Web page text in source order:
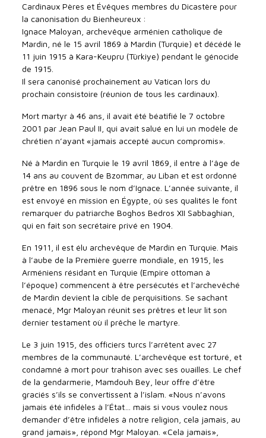
Cardinaux Pères et Évêques membres du Dicastère pour
la canonisation du Bienheureux :
Ignace Maloyan, archevêque arménien catholique de
Mardin, né le 15 avril 1869 à Mardin (Turquie) et décédé le
11 juin 1915 à Kara-Keupru (Türkiye) pendant le génocide
de 1915.
Il sera canonisé prochainement au Vatican lors du
prochain consistoire (réunion de tous les cardinaux).
Mort martyr à 46 ans, il avait été béatifié le 7 octobre
2001 par Jean Paul II, qui avait salué en lui un modèle de
chrétien n’ayant «jamais accepté aucun compromis».
Né à Mardin en Turquie le 19 avril 1869, il entre à l’âge de
14 ans au couvent de Bzommar, au Liban et est ordonné
prêtre en 1896 sous le nom d’Ignace. L’année suivante, il
est envoyé en mission en Égypte, où ses qualités le font
remarquer du patriarche Boghos Bedros XII Sabbaghian,
qui en fait son secrétaire privé en 1904.
En 1911, il est élu archevêque de Mardin en Turquie. Mais
à l’aube de la Première guerre mondiale, en 1915, les
Arméniens résidant en Turquie (Empire ottoman à
l’époque) commencent à être persécutés et l’archevêché
de Mardin devient la cible de perquisitions. Se sachant
menacé, Mgr Maloyan réunit ses prêtres et leur lit son
dernier testament où il prêche le martyre.
Le 3 juin 1915, des officiers turcs l’arrêtent avec 27
membres de la communauté. L’archevêque est torturé, et
condamné à mort pour trahison avec ses ouailles. Le chef
de la gendarmerie, Mamdouh Bey, leur offre d’être
graciés s’ils se convertissent à l’islam. «Nous n’avons
jamais été infidèles à l’État… mais si vous voulez nous
demander d’être infidèles à notre religion, cela jamais, au
grand jamais», répond Mgr Maloyan. «Cela jamais»,